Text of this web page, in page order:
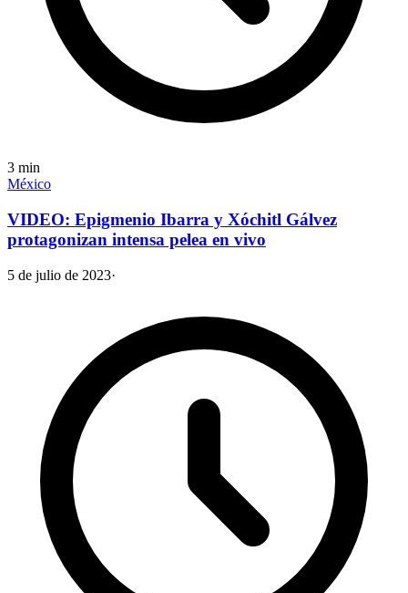
3 min
México
VIDEO: Epigmenio Ibarra y Xóchitl Gálvez
protagonizan intensa pelea en vivo
5 de julio de 2023·